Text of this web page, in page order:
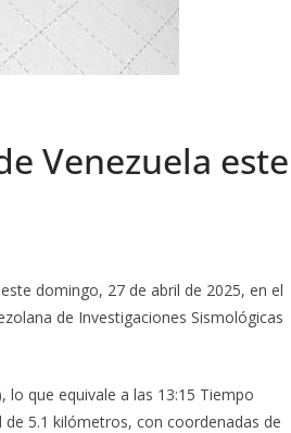
Venezuela este
domingo, 27 de abril de 2025, en el
de Investigaciones Sismológicas
lo que equivale a las 13:15 Tiempo
5.1 kilómetros, con coordenadas de